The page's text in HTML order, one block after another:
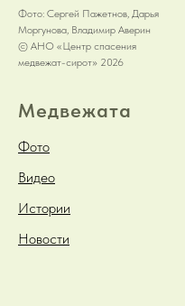
Фото: Сергей Пажетнов, Дарья
Моргунова, Владимир Аверин
© АНО «Центр спасения
медвежат-сирот» 2026
Медвежата
Фото
Видео
Истории
Новости